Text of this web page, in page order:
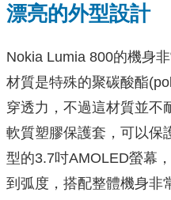
漂亮的外型設計
Nokia Lumia 800的機身
材質是特殊的聚碳酸酯
穿透力，不過這材質並不
軟質塑膠保護套，可以保
型的3.7吋AMOLED螢幕
到弧度，搭配整體機身非